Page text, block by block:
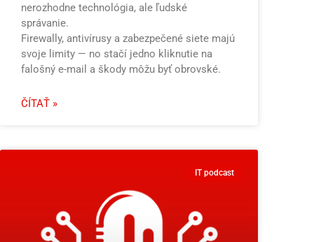
nerozhodne technológia, ale ľudské
správanie.
Firewally, antivírusy a zabezpečené siete majú
svoje limity — no stačí jedno kliknutie na
falošný e-mail a škody môžu byť obrovské.
ČÍTAŤ »
IT podcast